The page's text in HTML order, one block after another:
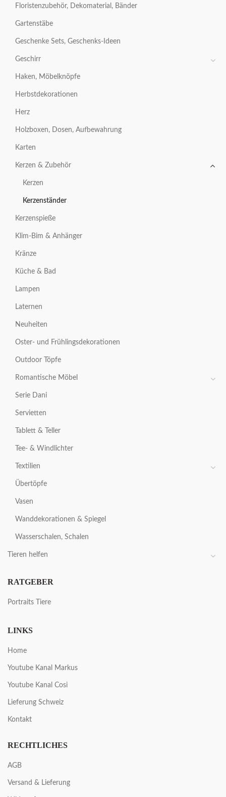
Floristenzubehör, Dekomaterial, Bänder
Gartenstäbe
Geschenke Sets, Geschenks-Ideen
Geschirr
Haken, Möbelknöpfe
Herbstdekorationen
Herz
Holzboxen, Dosen, Aufbewahrung
Karten
Kerzen & Zubehör
Kerzen
Kerzenständer
Kerzenspieße
Klim-Bim & Anhänger
Kränze
Küche & Bad
Lampen
Laternen
Neuheiten
Oster- und Frühlingsdekorationen
Outdoor Töpfe
Romantische Möbel
Serie Dani
Servietten
Tablett & Teller
Tee- & Windlichter
Textilien
Übertöpfe
Vasen
Wanddekorationen & Spiegel
Wasserschalen, Schalen
Tieren helfen
RATGEBER
Portraits Tiere
LINKS
Home
Youtube Kanal Markus
Youtube Kanal Cosi
Lieferung Schweiz
Kontakt
RECHTLICHES
AGB
Versand & Lieferung